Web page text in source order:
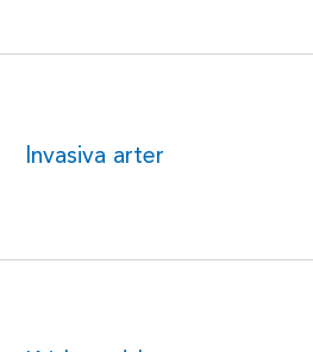
Invasiva arter